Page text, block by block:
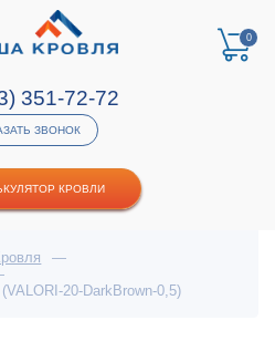
КРОВЛИ
0
351-72-72
ЗВОНОК
—
20-DarkBrown-0,5)